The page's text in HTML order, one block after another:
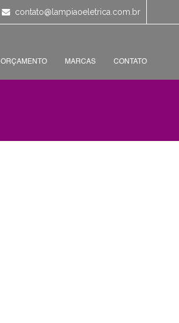
contato@lampiaoeletrica.com.br
ORÇAMENTO MARCAS CONTATO